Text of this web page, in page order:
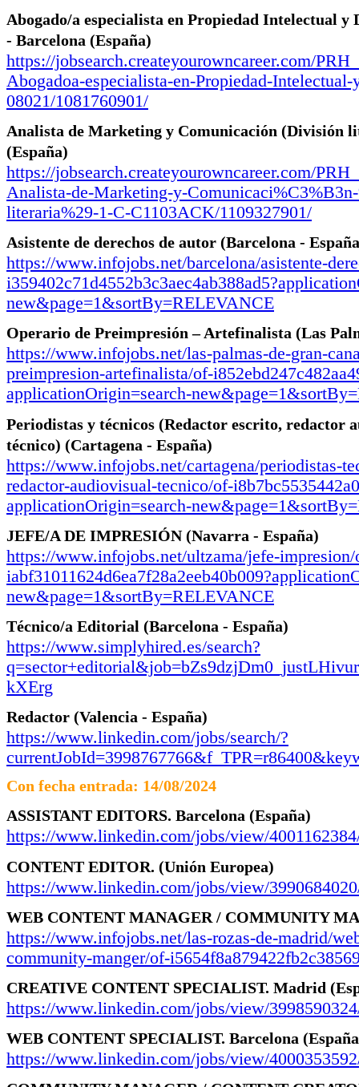
Abogado/a especialista en Propiedad Intelectual y
- Barcelona (España)
https://jobsearch.createyourowncareer.com/
Abogadoa-especialista-en-Propiedad-
08021/1081760901/
Analista de Marketing y Comunicación (División
(España)
https://jobsearch.createyourowncareer.com/
Analista-de-Marketing-y-
literaria%29-1-C-C1103ACK/1109327901/
Asistente de derechos de autor (Barcelona -
https://www.infojobs.net/barcelona/asistente-
new&page=1&sortBy=RELEVANCE
Operario de Preimpresión – Artefinalista (Las
https://www.infojobs.net/las-palmas-de-gran-
preimpresion-artefinalista/of-
applicationOrigin=search-
Periodistas y técnicos (Redactor escrito, redactor
técnico) (Cartagena - España)
https://www.infojobs.net/cartagena/periodistas-
redactor-audiovisual-tecnico/of-
applicationOrigin=search-
JEFE/A DE IMPRESIÓN (Navarra - España)
https://www.infojobs.net/ultzama/jefe-
new&page=1&sortBy=RELEVANCE
Técnico/a Editorial (Barcelona - España)
https://www.simplyhired.es/search?
kXErg
Redactor (Valencia - España)
https://www.linkedin.com/jobs/search/?
Con fecha entrada: 14/08/2024
ASSISTANT EDITORS. Barcelona (España)
https://www.linkedin.com/jobs/view/
CONTENT EDITOR. (Unión Europea)
https://www.linkedin.com/jobs/view/
WEB CONTENT MANAGER / COMMUNITY
https://www.infojobs.net/las-rozas-de-madrid/
community-manger/of-
CREATIVE CONTENT SPECIALIST. Madrid
https://www.linkedin.com/jobs/view/
WEB CONTENT SPECIALIST. Barcelona
https://www.linkedin.com/jobs/view/